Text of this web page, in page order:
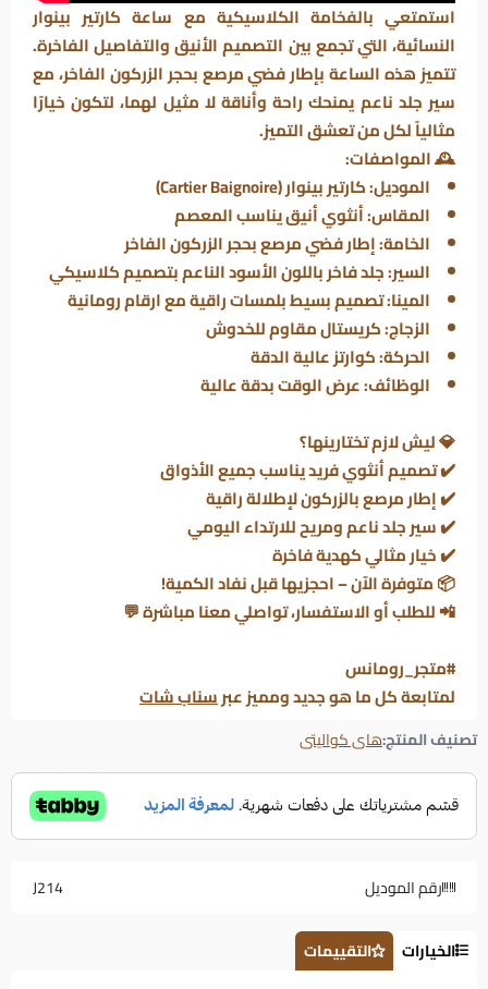
استمتعي بالفخامة الكلاسيكية مع ساعة كارتير بينوار
النسائية، التي تجمع بين التصميم الأنيق والتفاصيل الفاخرة.
تتميز هذه الساعة بإطارفضي مرصع بحجر الزركون الفاخر، مع
سير جلد ناعميمنحك راحة وأناقة لا مثيل لهما، لتكون خيارًا
مثالياً لكل من تعشق التميز.
🕰️المواصفات:
الموديل:كارتير بينوار (Cartier Baignoire)
المقاس:أنثوي أنيق يناسب المعصم
الخامة:إطار فضي مرصع بحجر الزركون الفاخر
السير:جلد فاخر باللون الأسود الناعم بتصميم كلاسيكي
المينا:تصميم بسيط بلمسات راقية مع ارقام رومانية
الزجاج:كريستال مقاوم للخدوش
الحركة:كوارتز عالية الدقة
الوظائف:عرض الوقت بدقة عالية
💎ليش لازم تختارينها؟
✔️ تصميم أنثوي فريد يناسب جميع الأذواق
✔️ إطار مرصع بالزركون لإطلالة راقية
✔️ سير جلد ناعم ومريح للارتداء اليومي
✔️ خيار مثالي كهدية فاخرة
📦متوفرة الآن – احجزيها قبل نفاد الكمية!
📲للطلب أو الاستفسار، تواصلي معنا مباشرة💬
#متجر_رومانس
لمتابعة كل ما هو جديد ومميز عبرسناب شات
تصنيف المنتج:هاى كواليتى
رقم الموديل J214
الخيارات
التقييمات